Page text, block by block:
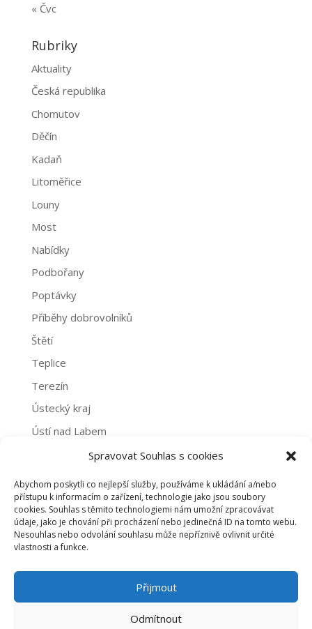
Spravovat Souhlas s cookies
Abychom poskytli co nejlepší služby, používáme k ukládání a/nebo
přístupu k informacím o zařízení, technologie jako jsou soubory
cookies. Souhlas s těmito technologiemi nám umožní zpracovávat
údaje, jako je chování při procházení nebo jedinečná ID na tomto webu.
Nesouhlas nebo odvolání souhlasu může nepříznivě ovlivnit určité
vlastnosti a funkce.
Přijmout
Odmítnout
« Čvc
Rubriky
Aktuality
Česká republika
Chomutov
Děčín
Kadaň
Litoměřice
Louny
Most
Nabídky
Podbořany
Poptávky
Příběhy dobrovolníků
Štětí
Teplice
Terezín
Ústecký kraj
Ústí nad Labem
Archivy
Archivy
PROHLÁŠENÍ O NAKLÁDÁNÍ S OSOBNÍMI ÚDAJI
ZÁSADY COOKIES (EU)